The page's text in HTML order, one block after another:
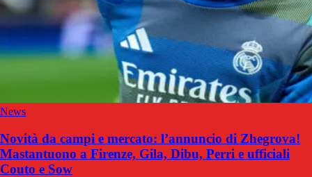
News
Novità da campi e mercato: l’annuncio di Zhegrova!
Mastantuono a Firenze, Gila, Dibu, Perri e ufficiali
Couto e Sow